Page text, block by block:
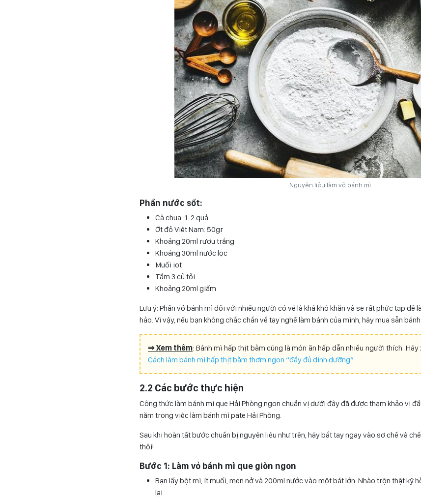
Nguyên liệu làm vỏ bánh mì
Phần nước sốt:
Cà chua: 1-2 quả
Ớt đỏ Việt Nam: 50gr
Khoảng 20ml rượu trắng
Khoảng 30ml nước lọc
Muối iot
Tầm 3 củ tỏi
Khoảng 20ml giấm
Lưu ý: Phần vỏ bánh mì đối với nhiều người có vẻ là khá khó khăn và sẽ rất phức tạp để
hảo. Vì vậy, nếu bạn không chắc chắn về tay nghề làm bánh của mình, hãy mua sẵn
⇒ Xem thêm: Bánh mì hấp thịt bằm cũng là món ăn hấp dẫn nhiều người thích.
Cách làm bánh mì hấp thịt bằm thơm ngon “đầy đủ dinh dưỡng”
2.2 Các bước thực hiện
Công thức làm bánh mì que Hải Phòng ngon chuẩn vị dưới đây đã được tham khảo vị
năm trong việc làm bánh mì pate Hải Phòng.
Sau khi hoàn tất bước chuẩn bị nguyên liệu như trên, hãy bắt tay ngay vào sơ chế và
thôi!
Bước 1: Làm vỏ bánh mì que giòn ngon
Bạn lấy bột mì, ít muối, men nở và 200ml nước vào một bát lớn. Nhào trộn thật kỹ
lại